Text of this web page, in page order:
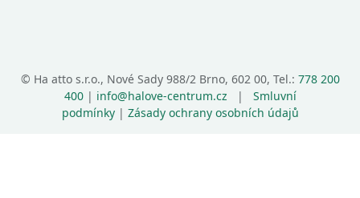
© Ha atto s.r.o., Nové Sady 988/2 Brno, 602 00, Tel.: 778 200
400| info@halove-centrum.cz | Smluvní
podmínky| Zásady ochrany osobních údajů